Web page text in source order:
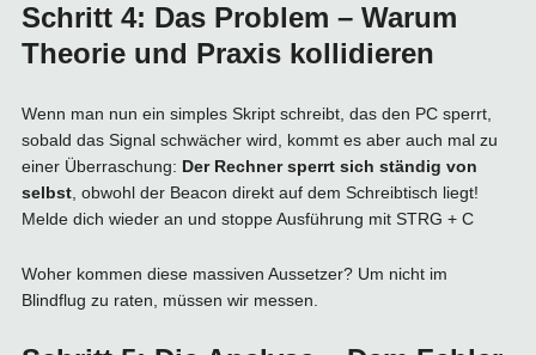
Schritt 4: Das Problem – Warum
Theorie und Praxis kollidieren
Wenn man nun ein simples Skript schreibt, das den PC sperrt,
sobald das Signal schwächer wird, kommt es aber auch mal zu
einer Überraschung: Der Rechner sperrt sich ständig von
selbst, obwohl der Beacon direkt auf dem Schreibtisch liegt!
Melde dich wieder an und stoppe Ausführung mit STRG + C
Woher kommen diese massiven Aussetzer? Um nicht im
Blindflug zu raten, müssen wir messen.